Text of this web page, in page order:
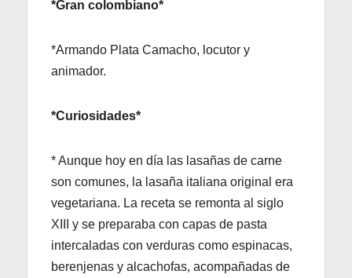
*Gran colombiano*
*Armando Plata Camacho, locutor y
animador.
*Curiosidades*
* Aunque hoy en día las lasañas de carne
son comunes, la lasaña italiana original era
vegetariana. La receta se remonta al siglo
XIII y se preparaba con capas de pasta
intercaladas con verduras como espinacas,
berenjenas y alcachofas, acompañadas de